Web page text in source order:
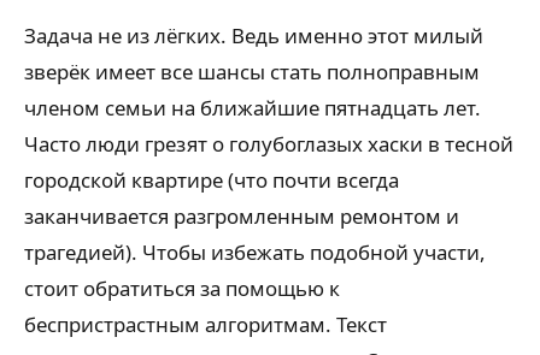
Задача не из лёгких. Ведь именно этот милый
зверёк имеет все шансы стать полноправным
членом семьи на ближайшие пятнадцать лет.
Часто люди грезят о голубоглазых хаски в тесной
городской квартире (что почти всегда
заканчивается разгромленным ремонтом и
трагедией). Чтобы избежать подобной участи,
стоит обратиться за помощью к
беспристрастным алгоритмам. Текст